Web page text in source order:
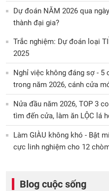
Dự đoán NĂM 2026 qua
thành đại gia?
Trắc nghiệm: Dự đoán loại
2025
Nghỉ việc không đáng sợ - 5
trong năm 2026, cánh cửa
Nửa đầu năm 2026, TOP 3
tìm đến cửa, làm ăn LỘC lá
Làm GIÀU không khó - Bật
cực linh nghiệm cho 12
Blog cuộc sống